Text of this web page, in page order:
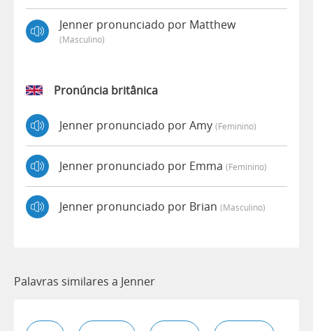
Jenner pronunciado por Matthew
(masculino)
Pronúncia britânica
Jenner pronunciado por Amy (feminino)
Jenner pronunciado por Emma (feminino)
Jenner pronunciado por Brian (masculino)
Palavras similares a Jenner